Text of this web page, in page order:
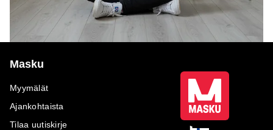
Masku
Myymälät
Ajankohtaista
Tilaa uutiskirje